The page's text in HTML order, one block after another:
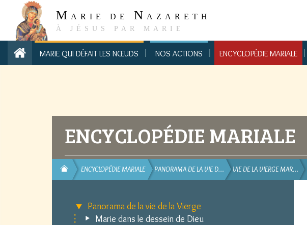
M ARIE DE N AZARETH
À JÉSUS PAR MARIE
MARIE QUI DÉFAIT LES NŒUDS NOS ACTIONS ENCYCLOPÉDIE MARIALE
ENCYCLOPÉDIE MARIALE
ENCYCLOPÉDIE MARIALE PANORAMA DE LA VIE D… VIE DE LA VIERGE MAR…
Panorama de la vie de la Vierge
Marie dans le dessein de Dieu